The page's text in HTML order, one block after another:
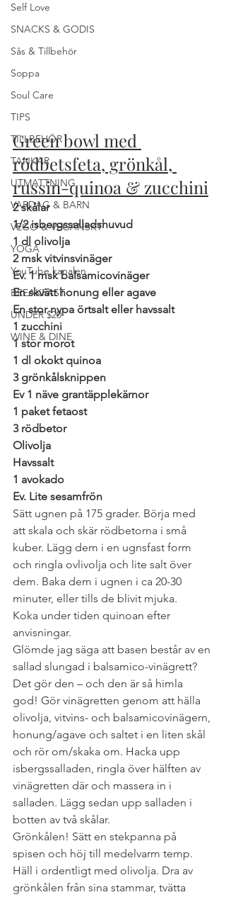
Self Love
SNACKS & GODIS
Sås & Tillbehör
Soppa
Soul Care
TIPS
TILLBEHÖR
TANKAR
UTMATTNING
VARDAG & BARN
VEGO & VEGANSKT
YOGA
YouTube kanalen
BREAKFAST
UNDER $20
WINE & DINE
Green bowl med
rödbetsfeta, grönkål,
russin-quinoa & zucchini
2 skålar
1/2 isbergssalladshuvud
1 dl olivolja
2 msk vitvinsvinäger
Ev. 1 msk balsamicovinäger
En skvätt honung eller agave
En stor nypa örtsalt eller havssalt
1 zucchini
1 stor morot
1 dl okokt quinoa
3 grönkålsknippen
Ev 1 näve grantäpplekärnor
1 paket fetaost
3 rödbetor
Olivolja
Havssalt
1 avokado
Ev. Lite sesamfrön
Sätt ugnen på 175 grader. Börja med
att skala och skär rödbetorna i små
kuber. Lägg dem i en ugnsfast form
och ringla ovlivolja och lite salt över
dem. Baka dem i ugnen i ca 20-30
minuter, eller tills de blivit mjuka.
Koka under tiden quinoan efter
anvisningar.
Glömde jag säga att basen består av en
sallad slungad i balsamico-vinägrett?
Det gör den – och den är så himla
god! Gör vinägretten genom att hälla
olivolja, vitvins- och balsamicovinägern,
honung/agave och saltet i en liten skål
och rör om/skaka om. Hacka upp
isbergssalladen, ringla över hälften av
vinägretten där och massera in i
salladen. Lägg sedan upp salladen i
botten av två skålar.
Grönkålen! Sätt en stekpanna på
spisen och höj till medelvarm temp.
Häll i ordentligt med olivolja. Dra av
grönkålen från sina stammar, tvätta